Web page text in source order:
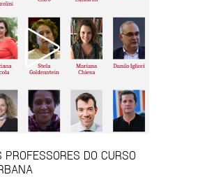
PROFESSORES DO CURSO